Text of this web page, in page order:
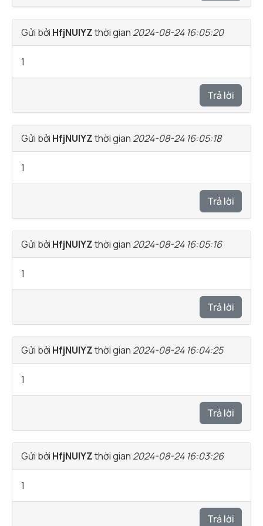
Gửi bởi HfjNUlYZthời gian 2024-08-24 16:05:20
1
Trả lời
Gửi bởi HfjNUlYZthời gian 2024-08-24 16:05:18
1
Trả lời
Gửi bởi HfjNUlYZthời gian 2024-08-24 16:05:16
1
Trả lời
Gửi bởi HfjNUlYZthời gian 2024-08-24 16:04:25
1
Trả lời
Gửi bởi HfjNUlYZthời gian 2024-08-24 16:03:26
1
Trả lời